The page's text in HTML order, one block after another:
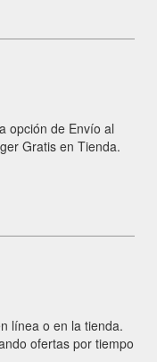
opción de Envío al
Gratis en Tienda.
línea o en la tienda.
ofertas por tiempo